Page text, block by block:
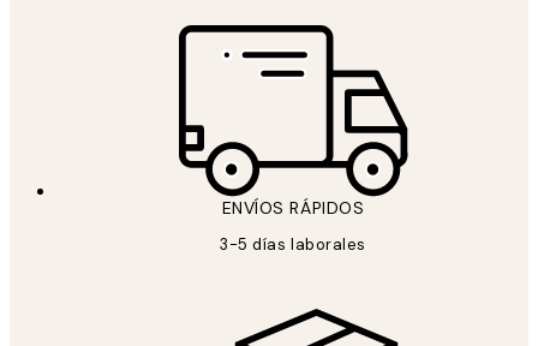
ENVÍOS RÁPIDOS
3-5 días laborales